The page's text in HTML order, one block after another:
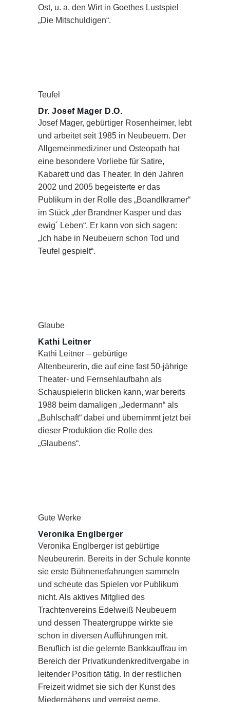
Ost, u. a. den Wirt in Goethes Lustspiel
„Die Mitschuldigen“.
Teufel
Dr. Josef Mager D.O.
Josef Mager, gebürtiger Rosenheimer, lebt
und arbeitet seit 1985 in Neubeuern. Der
Allgemeinmediziner und Osteopath hat
eine besondere Vorliebe für Satire,
Kabarett und das Theater. In den Jahren
2002 und 2005 begeisterte er das
Publikum in der Rolle des „Boandlkramer“
im Stück „der Brandner Kasper und das
ewig´ Leben“. Er kann von sich sagen:
„Ich habe in Neubeuern schon Tod und
Teufel gespielt“.
Glaube
Kathi Leitner
Kathi Leitner – gebürtige
Altenbeurerin, die auf eine fast 50-jährige
Theater- und Fernsehlaufbahn als
Schauspielerin blicken kann, war bereits
1988 beim damaligen „Jedermann“ als
„Buhlschaft“ dabei und übernimmt jetzt bei
dieser Produktion die Rolle des
„Glaubens“.
Gute Werke
Veronika Englberger
Veronika Englberger ist gebürtige
Neubeurerin. Bereits in der Schule konnte
sie erste Bühnenerfahrungen sammeln
und scheute das Spielen vor Publikum
nicht. Als aktives Mitglied des
Trachtenvereins Edelweiß Neubeuern
und dessen Theatergruppe wirkte sie
schon in diversen Aufführungen mit.
Beruflich ist die gelernte Bankkauffrau im
Bereich der Privatkundenkreditvergabe in
leitender Position tätig. In der restlichen
Freizeit widmet sie sich der Kunst des
Miedernähens und verreist gerne.